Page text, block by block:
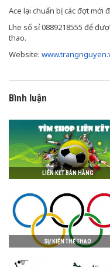
Ace lại chuẩn bị các đợt mới
Lhe số sỉ 0889218555 để
thao.
Website:
Bình luận
LIÊN KẾT BÁN HÀNG
SỰ KIỆN THỂ THAO